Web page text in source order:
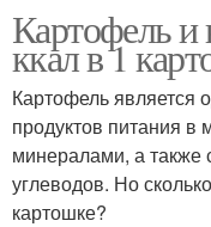
Картофель и
ккал в 1
Картофель является
продуктов питания в
минералами, а также
углеводов. Но
картошке?